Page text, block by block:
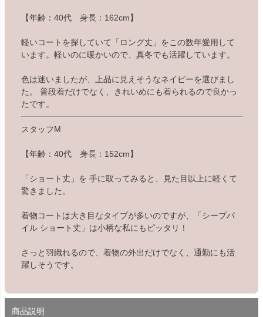
【年齢：40代 身長：162cm】
軽いコートを探していて「ロング丈」をこの数年愛用して
います。軽いのに暖かいので、真冬でも活躍しています。
色は迷いましたが、上品に見えそうなネイビーを選びまし
た。 普段着だけでなく、きれいめにも着られるので良かっ
たです。
スタッフM
【年齢：40代 身長：152cm】
「ショート丈」を 手に取ってみると、見た目以上に軽くて
驚きました。
着物コートは大き目なタイプが多いのですが、「シープパ
イル ショート丈」は小柄な私にもピッタリ！
さっと羽織れるので、着物の外出だけでなく、通勤にも活
躍しそうです。
商品説明